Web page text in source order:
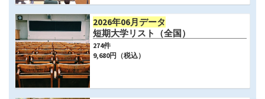
2026年06月データ
短期大学リスト（全国）
274件
9,680円（税込）